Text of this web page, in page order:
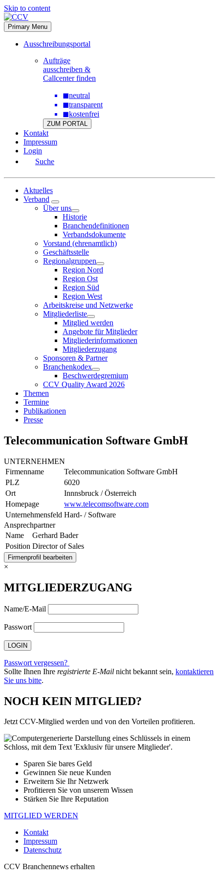
Skip to content
Primary Menu
Ausschreibungsportal
Aufträge
ausschreiben &
Callcenter finden
◼neutral
◼transparent
◼kostenfrei
ZUM PORTAL
Kontakt
Impressum
Login
Suche
Aktuelles
Verband
Über uns
Historie
Branchendefinitionen
Verbandsdokumente
Vorstand (ehrenamtlich)
Geschäftsstelle
Regionalgruppen
Region Nord
Region Ost
Region Süd
Region West
Arbeitskreise und Netzwerke
Mitgliederliste
Mitglied werden
Angebote für Mitglieder
Mitgliederinformationen
Mitgliederzugang
Sponsoren & Partner
Branchenkodex
Beschwerdegremium
CCV Quality Award 2026
Themen
Termine
Publikationen
Presse
Telecommunication Software GmbH
UNTERNEHMEN
Firmenname
Telecommunication Software GmbH
PLZ
6020
Ort
Innnsbruck / Österreich
Homepage
www.telecomsoftware.com
Unternehmensfeld Hard- / Software
Ansprechpartner
Name
Gerhard Bader
Position Director of Sales
Firmenprofil bearbeiten
×
MITGLIEDERZUGANG
Name/E-Mail
Passwort
Passwort vergessen?
Sollte Ihnen Ihre registrierte E-Mail nicht bekannt sein, kontaktieren
Sie uns bitte.
NOCH KEIN MITGLIED?
Jetzt CCV-Mitglied werden und von den Vorteilen profitieren.
Sparen Sie bares Geld
Gewinnen Sie neue Kunden
Erweitern Sie Ihr Netzwerk
Profitieren Sie von unserem Wissen
Stärken Sie Ihre Reputation
MITGLIED WERDEN
Kontakt
Impressum
Datenschutz
CCV Branchennews erhalten